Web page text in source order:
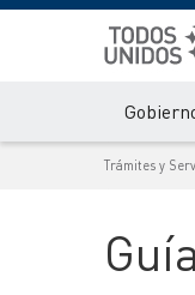
Trámites y